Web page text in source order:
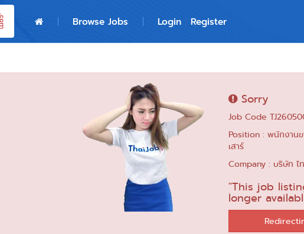
Browse Jobs Login Register
Sorry
Job Code
Position : พนักงาน
เสาร์
Company : บริษัท ไ
"This job
longer